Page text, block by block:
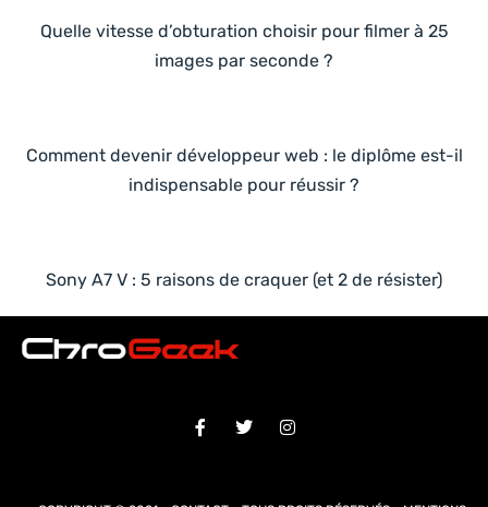
Quelle vitesse d’obturation choisir pour filmer à 25
images par seconde ?
Comment devenir développeur web : le diplôme est-il
indispensable pour réussir ?
Sony A7 V : 5 raisons de craquer (et 2 de résister)